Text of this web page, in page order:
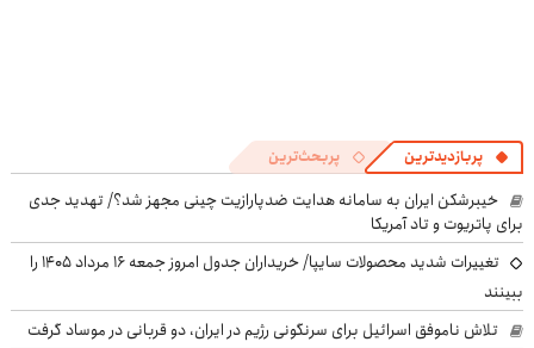
پربازدیدترین پربحث‌ترین
خیبرشکن ایران به سامانه هدایت ضدپارازیت چینی مجهز شد؟/ تهدید جدی
برای پاتریوت و تاد آمریکا
تغییرات شدید محصولات سایپا/ خریداران جدول امروز جمعه ۱۶ مرداد ۱۴۰۵ را
ببینند
تلاش ناموفق اسرائیل برای سرنگونی رژیم در ایران، دو قربانی در موساد گرفت